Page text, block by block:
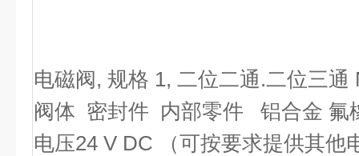
电磁阀, 规格 1, 二位二通.二位三通
阀体 密封件 内部零件 铝合金 氟
电压24 V DC （可按要求提供其他